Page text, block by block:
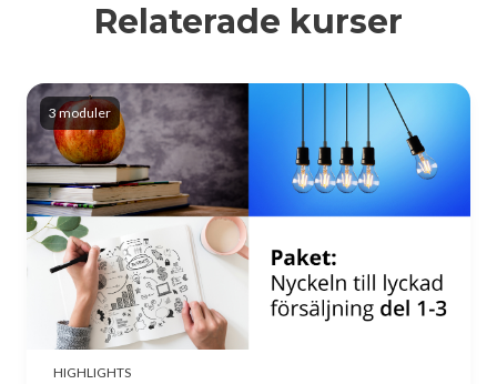
Relaterade kurser
3 moduler
HIGHLIGHTS